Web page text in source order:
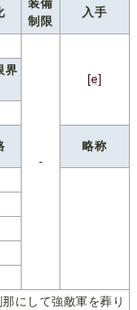
装備
制限
入手
-
[e]
界
略称
にして強敵軍を葬り